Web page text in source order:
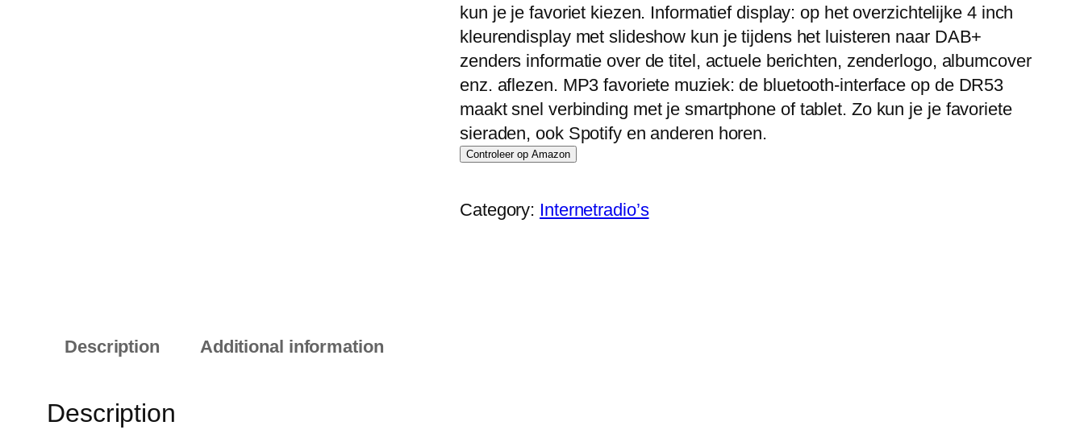
kun je je favoriet kiezen. Informatief display: op het overzichtelijke 4 inch
kleurendisplay met slideshow kun je tijdens het luisteren naar DAB+
zenders informatie over de titel, actuele berichten, zenderlogo, albumcover
enz. aflezen. MP3 favoriete muziek: de bluetooth-interface op de DR53
maakt snel verbinding met je smartphone of tablet. Zo kun je je favoriete
sieraden, ook Spotify en anderen horen.
Controleer op Amazon
Category: Internetradio’s
Description Additional information
Description